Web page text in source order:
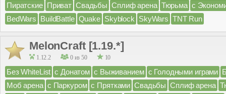
Пиратские Приват Свадьбы Сплиф арена Тюрьма с
BedWars BuildBattle Quake Skyblock SkyWars TNT Run
MelonCraft [1.19.*]
1.12.2 0 из 50 10
Без WhiteList с Донатом с Выживанием с Голодными играми
Моб арена с Паркуром с Прятками Свадьбы Сплиф арена